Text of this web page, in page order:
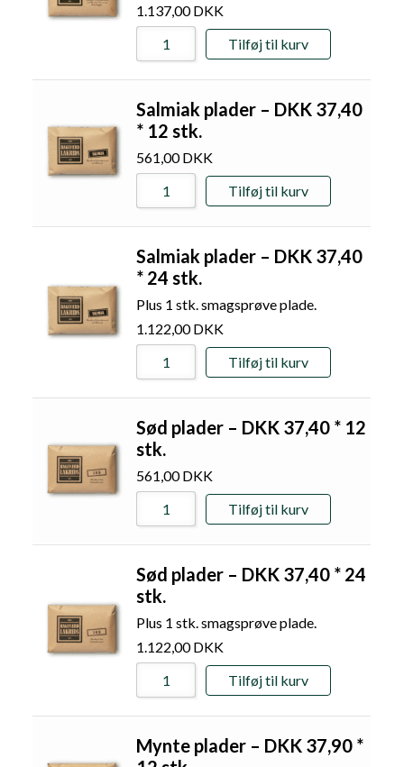
1.137,00DKK
Tilføj til kurv
Salmiak plader – DKK 37,40
* 12 stk.
561,00DKK
Tilføj til kurv
Salmiak plader – DKK 37,40
* 24 stk.
Plus 1 stk. smagsprøve plade.
1.122,00DKK
Tilføj til kurv
Sød plader – DKK 37,40 * 12
stk.
561,00DKK
Tilføj til kurv
Sød plader – DKK 37,40 * 24
stk.
Plus 1 stk. smagsprøve plade.
1.122,00DKK
Tilføj til kurv
Mynte plader – DKK 37,90 *